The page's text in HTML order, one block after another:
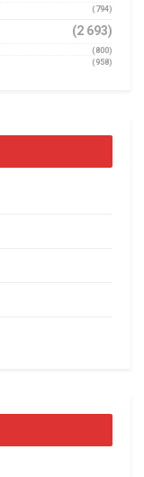
(794)
(2 693)
(800)
(958)